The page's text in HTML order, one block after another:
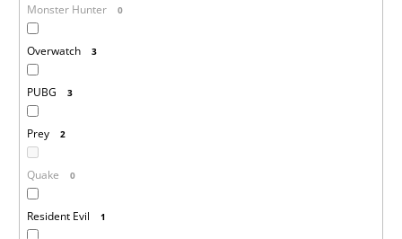
Monster Hunter 0
Overwatch 3
PUBG 3
Prey 2
Quake 0
Resident Evil 1